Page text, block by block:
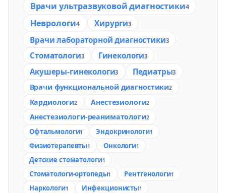
Врачи ультразвуковой диагностики4
Неврологи4 Хирурги3
Врачи лабораторной диагностики3
Стоматологи3 Гинекологи3
Акушеры-гинекологи3 Педиатры3
Врачи функциональной диагностики2
Кардиологи2 Анестезиологи2
Анестезиологи-реаниматологи2
Офтальмологи1 Эндокринологи1
Физиотерапевты1 Онкологи1
Детские стоматологи1
Стоматологи-ортопеды1 Рентгенологи1
Наркологи1 Инфекционисты1